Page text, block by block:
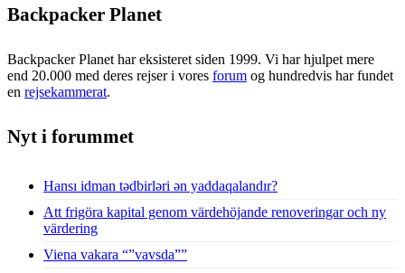
Backpacker Planet
Backpacker Planet har eksisteret siden 1999. Vi har hjulpet mere
end 20.000 med deres rejser i vores forum og hundredvis har fundet
en rejsekammerat.
Nyt i forummet
Hansı idman tədbirləri ən yaddaqalandır?
Att frigöra kapital genom värdehöjande renoveringar och ny
värdering
Viena vakara “”vavsda””